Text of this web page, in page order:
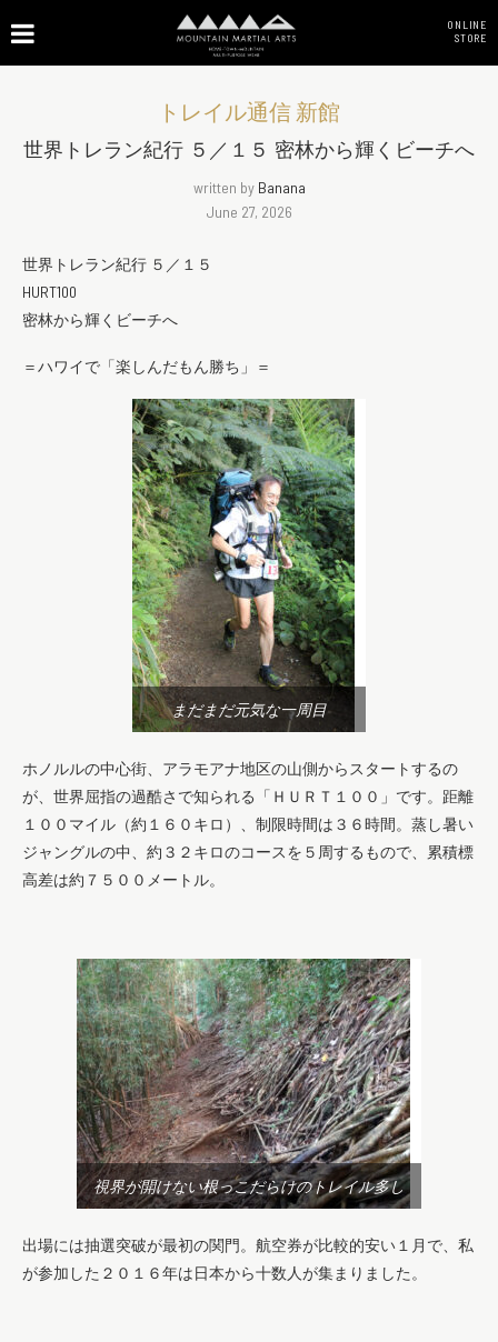
ONLINE
STORE
トレイル通信 新館
世界トレラン紀行 ５／１５ 密林から輝くビーチへ
written by Banana
June 27, 2026
世界トレラン紀行 ５／１５
HURT100
密林から輝くビーチへ
＝ハワイで「楽しんだもん勝ち」＝
まだまだ元気な一周目
ホノルルの中心街、アラモアナ地区の山側からスタートするの
が、世界屈指の過酷さで知られる「ＨＵＲＴ１００」です。距離
１００マイル（約１６０キロ）、制限時間は３６時間。蒸し暑い
ジャングルの中、約３２キロのコースを５周するもので、累積標
高差は約７５００メートル。
視界が開けない根っこだらけのトレイル多し
出場には抽選突破が最初の関門。航空券が比較的安い１月で、私
が参加した２０１６年は日本から十数人が集まりました。